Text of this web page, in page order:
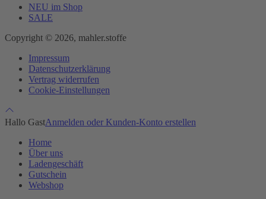
NEU im Shop
SALE
Copyright © 2026, mahler.stoffe
Impressum
Datenschutzerklärung
Vertrag widerrufen
Cookie-Einstellungen
Hallo GastAnmelden oder Kunden-Konto erstellen
Home
Über uns
Ladengeschäft
Gutschein
Webshop